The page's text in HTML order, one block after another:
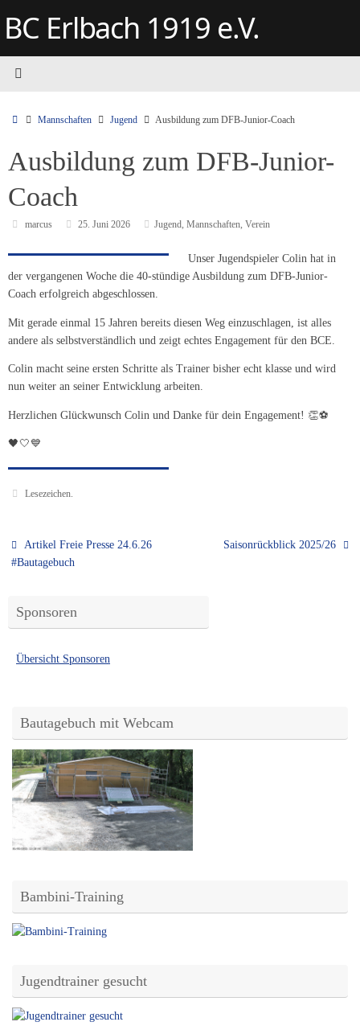
Inhalt
BC Erlbach 1919 e.V.
StartMannschaften Jugend Ausbildung zum DFB-Junior-Coach
Ausbildung zum DFB-Junior-
Coach
marcus 25. Juni 2026 Jugend, Mannschaften, Verein
Unser Jugendspieler Colin hat in
der vergangenen Woche die 40-stündige Ausbildung zum DFB-Junior-
Coach erfolgreich abgeschlossen.
Mit gerade einmal 15 Jahren bereits diesen Weg einzuschlagen, ist alles
andere als selbstverständlich und zeigt echtes Engagement für den BCE.
Colin macht seine ersten Schritte als Trainer bisher echt klasse und wird
nun weiter an seiner Entwicklung arbeiten.
Herzlichen Glückwunsch Colin und Danke für dein Engagement! 👏⚽
🖤🤍💙
Lesezeichen.
Artikel Freie Presse 24.6.26
#Bautagebuch
Saisonrückblick 2025/26
Sponsoren
Übersicht Sponsoren
Bautagebuch mit Webcam
Bambini-Training
Jugendtrainer gesucht